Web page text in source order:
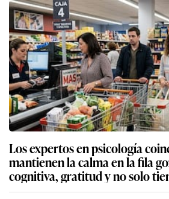
Los expertos en psicología
mantienen la calma en la fila
cognitiva, gratitud y no solo